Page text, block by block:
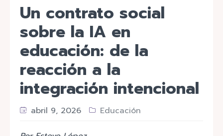
Un contrato social
sobre la IA en
educación: de la
reacción a la
integración intencional
abril 9, 2026 Educación